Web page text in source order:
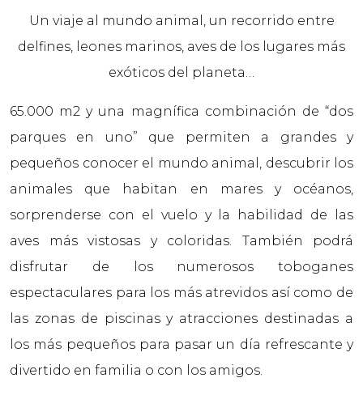
Un viaje al mundo animal, un recorrido entre
delfines, leones marinos, aves de los lugares más
exóticos del planeta…
65.000 m2 y una magnífica combinación de “dos
parques en uno” que permiten a grandes y
pequeños conocer el mundo animal, descubrir los
animales que habitan en mares y océanos,
sorprenderse con el vuelo y la habilidad de las
aves más vistosas y coloridas. También podrá
disfrutar de los numerosos toboganes
espectaculares para los más atrevidos así como de
las zonas de piscinas y atracciones destinadas a
los más pequeños para pasar un día refrescante y
divertido en familia o con los amigos.